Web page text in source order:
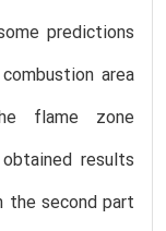
predictions
area
flame zone
results
the second part